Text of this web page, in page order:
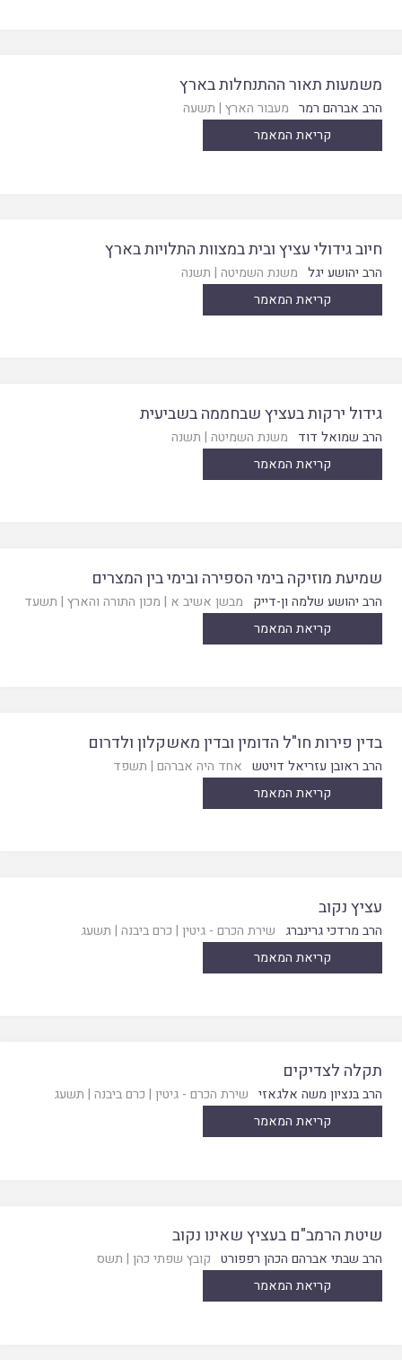
משמעות תאור ההתנחלות בארץ
הרב אברהם רמר מעבור הארץ | תשעה
קריאת המאמר
חיוב גידולי עציץ ובית במצוות התלויות בארץ
הרב יהושע יגל משנת השמיטה | תשנה
קריאת המאמר
גידול ירקות בעציץ שבחממה בשביעית
הרב שמואל דוד משנת השמיטה | תשנה
קריאת המאמר
שמיעת מוזיקה בימי הספירה ובימי בין המצרים
הרב יהושע שלמה ון-דייק מבשן אשיב א | מכון התורה והארץ | תשעד
קריאת המאמר
בדין פירות חו"ל הדומין ובדין מאשקלון ולדרום
הרב ראובן עזריאל דויטש אחד היה אברהם | תשפד
קריאת המאמר
עציץ נקוב
הרב מרדכי גרינברג שירת הכרם - גיטין | כרם ביבנה | תשעג
קריאת המאמר
תקלה לצדיקים
הרב בנציון משה אלגאזי שירת הכרם - גיטין | כרם ביבנה | תשעג
קריאת המאמר
שיטת הרמב"ם בעציץ שאינו נקוב
הרב שבתי אברהם הכהן רפפורט קובץ שפתי כהן | תשס
קריאת המאמר